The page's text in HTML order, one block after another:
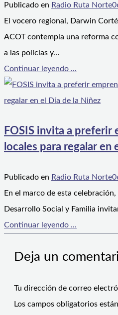
Publicado en Radio Ruta Norte
El vocero regional, Darwin
ACOT contempla una reforma
a las policías y…
Continuar leyendo ...
FOSIS invita a preferir
locales para regalar en
Publicado en Radio Ruta Norte
En el marco de esta
Desarrollo Social y Familia
Continuar leyendo ...
Deja un
Tu dirección de correo
Los campos obligatorios